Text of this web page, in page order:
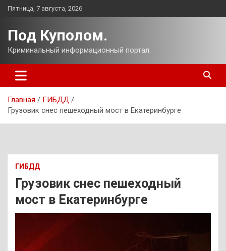
Перейти
Пятница, 7 августа, 2026
Под Куполом.
Криминальный информационный портал.
Главная
ГИБДД
Грузовик снес пешеходный мост в Екатеринбурге
ГИБДД
Грузовик снес пешеходный
мост в Екатеринбурге